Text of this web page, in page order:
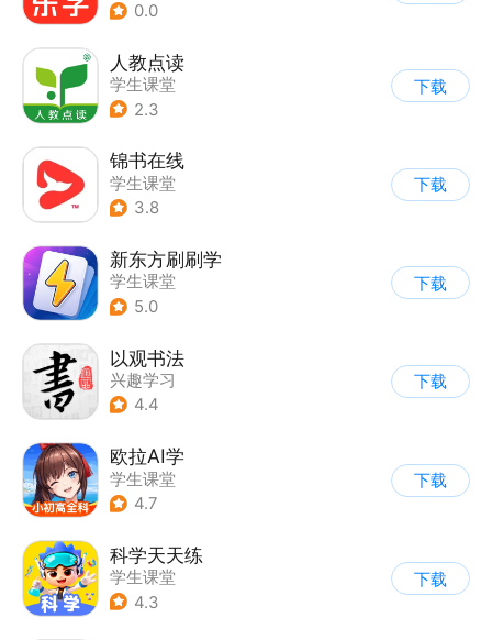
0.0
人教点读
学生课堂
2.3
下载
锦书在线
学生课堂
3.8
下载
新东方刷刷学
学生课堂
5.0
下载
以观书法
兴趣学习
4.4
下载
欧拉AI学
学生课堂
4.7
下载
科学天天练
学生课堂
4.3
下载